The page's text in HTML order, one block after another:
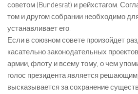
советом (Bundesrat) и рейхстагом.
том и другом собрании необходимо
устанавливает его.
Если в союзном совете произойдет
касательно законодательных
армии, флоту и всему тому, о чем
голос президента является
высказывается за сохранение